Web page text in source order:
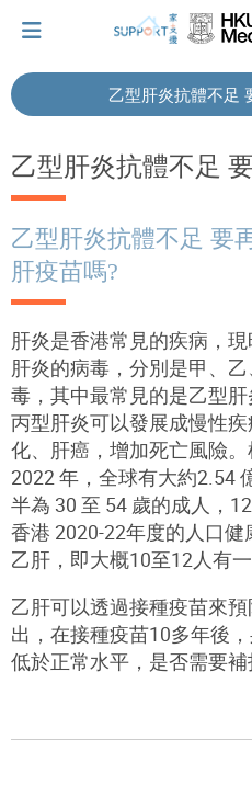
Let's walk together
Cherish every moment;
Let's take a break!
Tips and Resources
乙型肝炎抗體不足
乙型肝炎抗體不足
乙型肝炎抗體不足 要
肝疫苗嗎?
肝炎是香港常見的疾病，
肝炎的病毒，分別是甲、
毒，其中最常見的是乙型
丙型肝炎可以發展成慢性
化、肝癌，增加死亡風險
2022年，全球有大約2.54
半為 30 至 54 歲的成人，
香港 2020-22年度的人口健
乙肝，即大概10至12人有
乙肝可以透過接種疫苗來
出，在接種疫苗10多年後
低於正常水平，是否需要補